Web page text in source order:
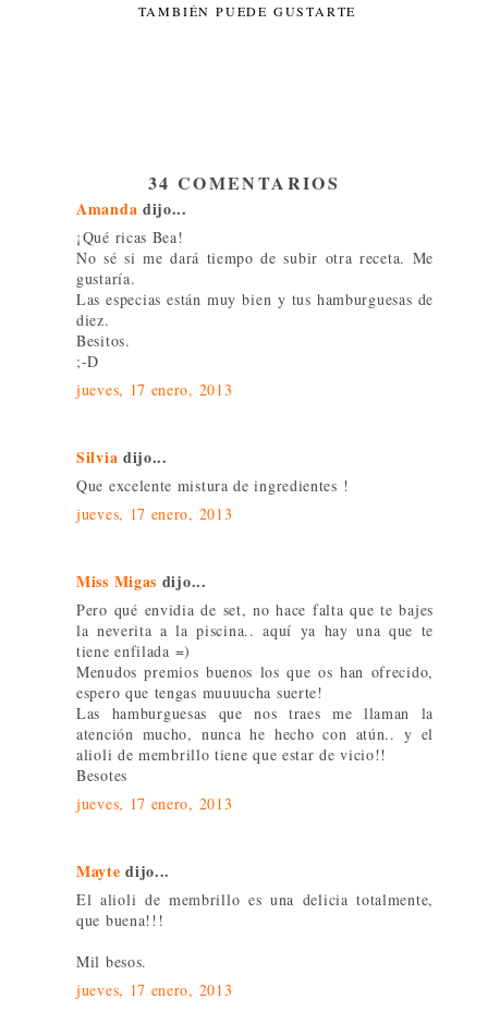
TAMBIÉN PUEDE GUSTARTE
34 COMENTARIOS
Amanda dijo...
¡Qué ricas Bea!
No sé si me dará tiempo de subir otra receta. Me
gustaría.
Las especias están muy bien y tus hamburguesas de
diez.
Besitos.
;-D
jueves, 17 enero, 2013
Silvia dijo...
Que excelente mistura de ingredientes !
jueves, 17 enero, 2013
Miss Migas dijo...
Pero qué envidia de set, no hace falta que te bajes
la neverita a la piscina.. aquí ya hay una que te
tiene enfilada =)
Menudos premios buenos los que os han ofrecido,
espero que tengas muuuucha suerte!
Las hamburguesas que nos traes me llaman la
atención mucho, nunca he hecho con atún.. y el
alioli de membrillo tiene que estar de vicio!!
Besotes
jueves, 17 enero, 2013
Mayte dijo...
El alioli de membrillo es una delicia totalmente,
que buena!!!
Mil besos.
jueves, 17 enero, 2013